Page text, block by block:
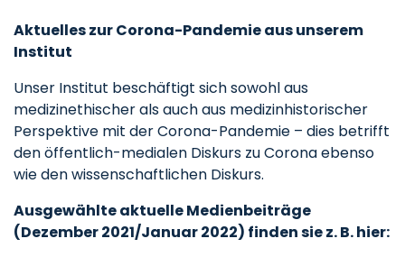
Aktuelles zur Corona-Pandemie aus unserem
Institut
Unser Institut beschäftigt sich sowohl aus
medizinethischer als auch aus medizinhistorischer
Perspektive mit der Corona-Pandemie – dies betrifft
den öffentlich-medialen Diskurs zu Corona ebenso
wie den wissenschaftlichen Diskurs.
Ausgewählte aktuelle Medienbeiträge
(Dezember 2021/Januar 2022) finden sie z. B. hier: